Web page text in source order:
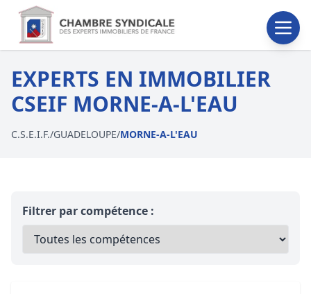
EXPERTS EN IMMOBILIER
CSEIF MORNE-A-L'EAU
C.S.E.I.F./GUADELOUPE/MORNE-A-L'EAU
Filtrer par compétence :